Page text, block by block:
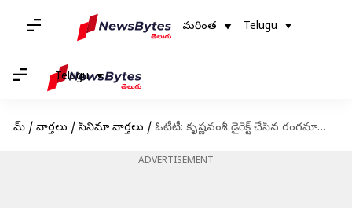
మరింత Telugu
Telugu
హోమ్ / వార్తలు / సినిమా వార్తలు / ఓటీటీ: కృష్ణవంశీ డైరెక్ట్ చేసిన రంగమార్తాండ ఓటీటీలోకి వచ్చేసింది
ADVERTISEMENT